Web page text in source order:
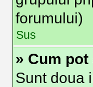
forumului)
Sus
» Cum
Sunt doua